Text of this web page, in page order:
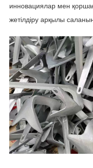
инновациялар мен
жетілдіру арқылы